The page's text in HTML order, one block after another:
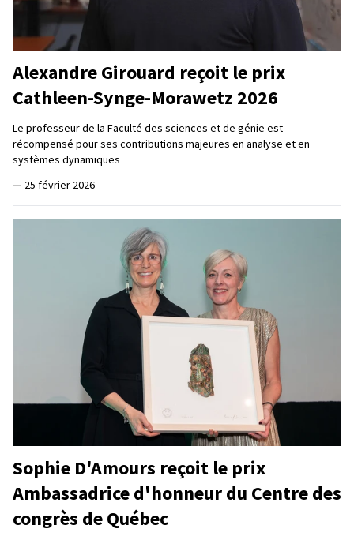
Alexandre Girouard reçoit le prix
Cathleen-Synge-Morawetz 2026
Le professeur de la Faculté des sciences et de génie est
récompensé pour ses contributions majeures en analyse et en
systèmes dynamiques
— 25 février 2026
Sophie D'Amours reçoit le prix
Ambassadrice d'honneur du Centre des
congrès de Québec